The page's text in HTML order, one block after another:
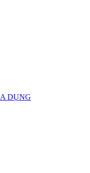
DỤNG